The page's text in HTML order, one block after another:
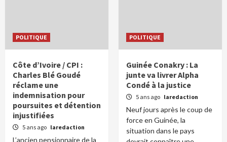
POLITIQUE
Côte d’Ivoire / CPI :
Charles Blé Goudé
réclame une
indemnisation pour
poursuites et détention
injustifiées
5 ans ago laredaction
L’ancien pensionnaire de la
POLITIQUE
Guinée Conakry : La
junte va livrer Alpha
Condé à la justice
5 ans ago laredaction
Neuf jours après le coup de
force en Guinée, la
situation dans le pays